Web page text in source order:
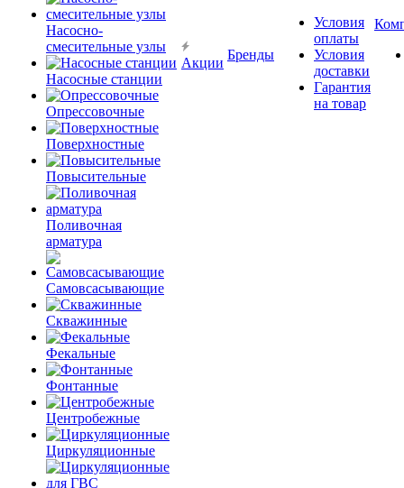
Насосно-
смесительные узлы
Насосные станции
Опрессовочные
Поверхностные
Повысительные
Поливочная
арматура
Самовсасывающие
Скважинные
Фекальные
Фонтанные
Центробежные
Циркуляционные
Акции
Бренды
Условия
оплаты
Условия
доставки
Гарантия
на товар